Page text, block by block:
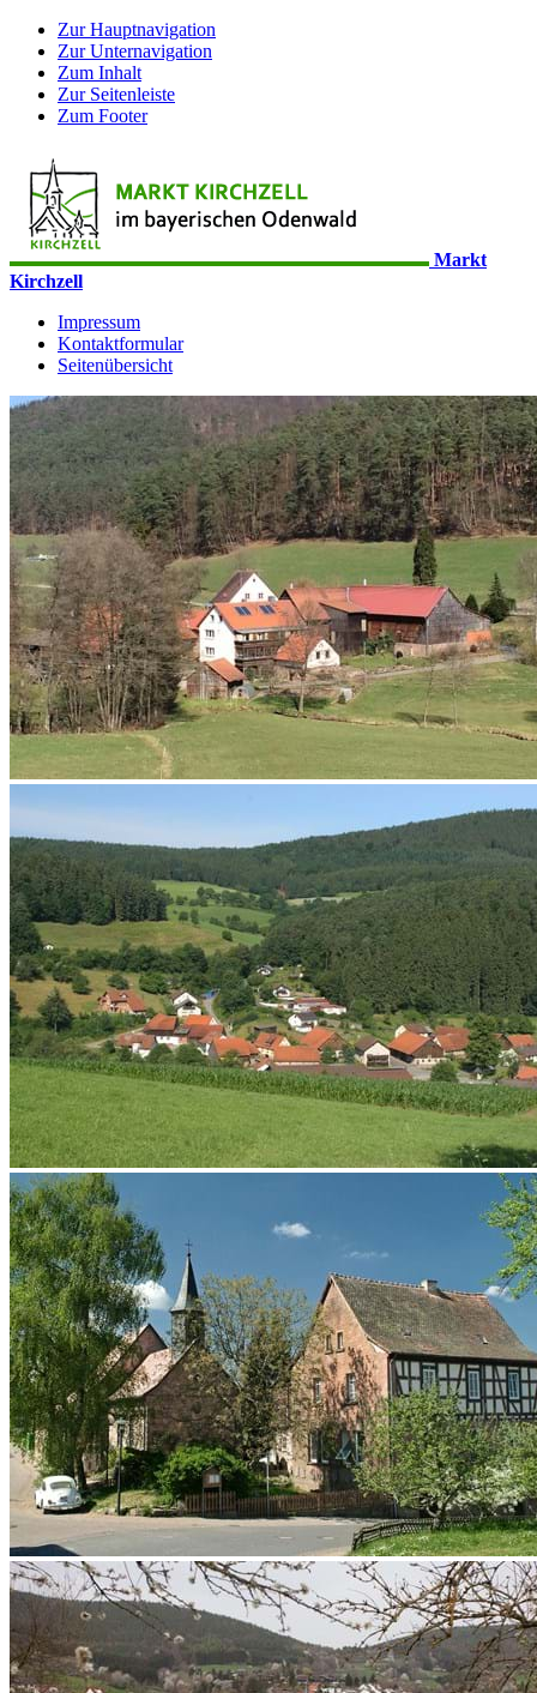
Zur Hauptnavigation
Zur Unternavigation
Zum Inhalt
Zur Seitenleiste
Zum Footer
Markt
Kirchzell
Impressum
Kontaktformular
Seitenübersicht